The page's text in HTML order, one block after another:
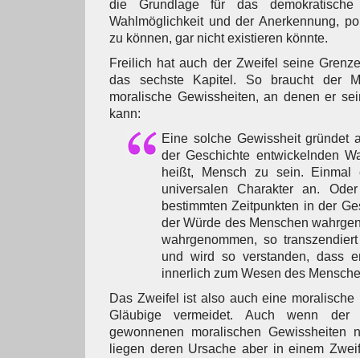
die Grundlage für das
Wahlmöglichkeit und der Anerkennung,
zu können, gar nicht existieren könnte.
Freilich hat auch der Zweifel seine
das sechste Kapitel. So braucht der
moralische Gewissheiten, an denen er
kann:
Eine solche Gewissheit gründet
der Geschichte entwickelnden
heißt, Mensch zu sein. Einmal
universalen Charakter an.
bestimmten Zeitpunkten in der
der Würde des Menschen
wahrgenommen, so
und wird so verstanden, dass
innerlich zum Wesen des
Das Zweifel ist also auch eine moralische
Gläubige vermeidet. Auch wenn
gewonnenen moralischen Gewissheiten
liegen deren Ursache aber in einem